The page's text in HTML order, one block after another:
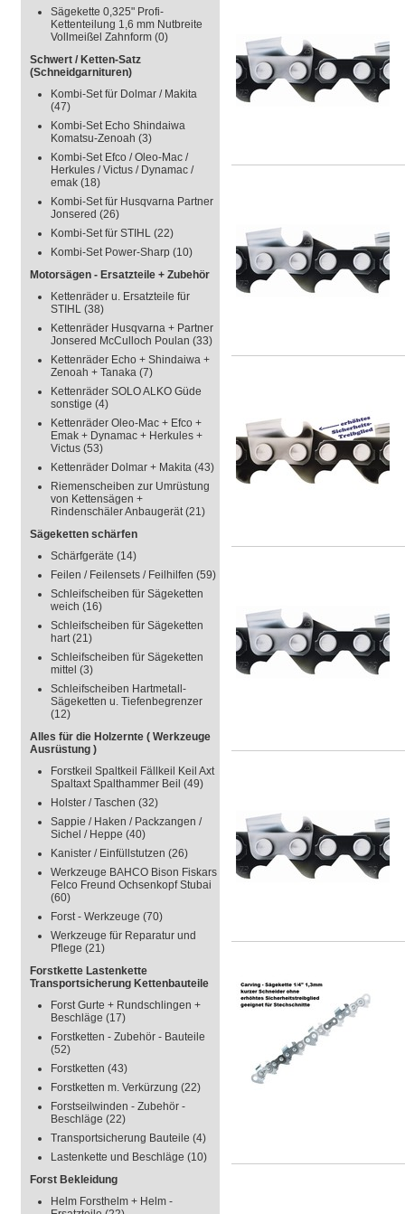
Sägekette 0,325" Profi-
Kettenteilung 1,6 mm Nutbreite
Vollmeißel Zahnform (0)
Schwert / Ketten-Satz
(Schneidgarnituren)
Kombi-Set für Dolmar / Makita
(47)
Kombi-Set Echo Shindaiwa
Komatsu-Zenoah (3)
Kombi-Set Efco / Oleo-Mac /
Herkules / Victus / Dynamac /
emak (18)
Kombi-Set für Husqvarna Partner
Jonsered (26)
Kombi-Set für STIHL (22)
Kombi-Set Power-Sharp (10)
Motorsägen - Ersatzteile + Zubehör
Kettenräder u. Ersatzteile für
STIHL (38)
Kettenräder Husqvarna + Partner
Jonsered McCulloch Poulan (33)
Kettenräder Echo + Shindaiwa +
Zenoah + Tanaka (7)
Kettenräder SOLO ALKO Güde
sonstige (4)
Kettenräder Oleo-Mac + Efco +
Emak + Dynamac + Herkules +
Victus (53)
Kettenräder Dolmar + Makita (43)
Riemenscheiben zur Umrüstung
von Kettensägen +
Rindenschäler Anbaugerät(21)
Sägeketten schärfen
Schärfgeräte (14)
Feilen / Feilensets / Feilhilfen (59)
Schleifscheiben für Sägeketten
weich (16)
Schleifscheiben für Sägeketten
hart(21)
Schleifscheiben für Sägeketten
mittel (3)
Schleifscheiben Hartmetall-
Sägeketten u. Tiefenbegrenzer
(12)
Alles für die Holzernte ( Werkzeuge
Ausrüstung )
Forstkeil Spaltkeil Fällkeil Keil Axt
Spaltaxt Spalthammer Beil (49)
Holster / Taschen (32)
Sappie / Haken / Packzangen /
Sichel / Heppe (40)
Kanister / Einfüllstutzen (26)
Werkzeuge BAHCO Bison Fiskars
Felco Freund Ochsenkopf Stubai
(60)
Forst - Werkzeuge (70)
Werkzeuge für Reparatur und
Pflege (21)
Forstkette Lastenkette
Transportsicherung Kettenbauteile
Forst Gurte + Rundschlingen +
Beschläge (17)
Forstketten - Zubehör - Bauteile
(52)
Forstketten (43)
Forstketten m. Verkürzung (22)
Forstseilwinden - Zubehör -
Beschläge (22)
Transportsicherung Bauteile (4)
Lastenkette und Beschläge (10)
Forst Bekleidung
Helm Forsthelm + Helm -